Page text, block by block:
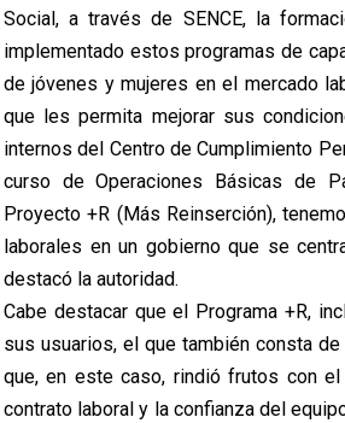
Social, a través de SENCE, la
implementado estos programas de
de jóvenes y mujeres en el mercado
que les permita mejorar sus
internos del Centro de Cumplimiento
curso de Operaciones Básicas de
Proyecto +R (Más Reinserción),
laborales en un gobierno que se
destacó la autoridad.
Cabe destacar que el Programa +R,
sus usuarios, el que también consta
que, en este caso, rindió frutos con el
contrato laboral y la confianza del